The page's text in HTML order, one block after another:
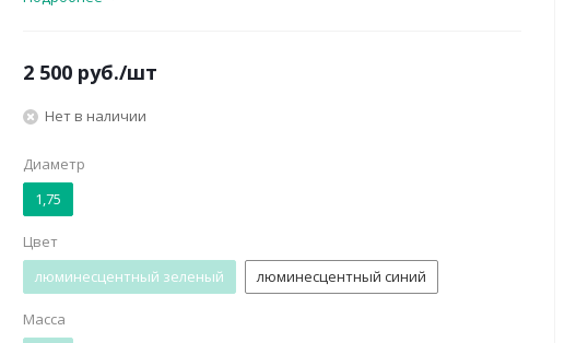
2 500 руб./шт
Нет в наличии
Диаметр
1,75
Цвет
люминесцентный зеленый
люминесцентный синий
Масса